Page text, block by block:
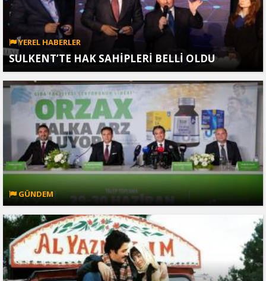
YEREL HABERLER
SULKENT’TE HAK SAHİPLERİ BELLİ OLDU
GÜNDEM